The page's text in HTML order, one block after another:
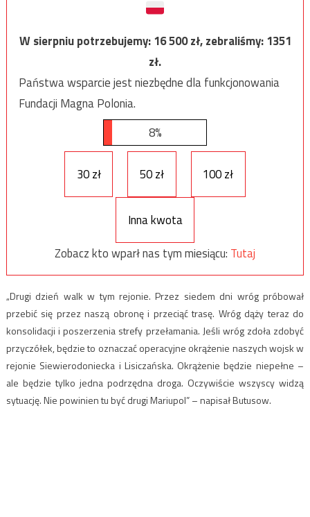
W sierpniu potrzebujemy:16 500zł, zebraliśmy:1351
zł.
Państwa wsparcie jest niezbędne dla funkcjonowania
Fundacji Magna Polonia.
8%
30 zł 50 zł 100 zł
Inna kwota
Zobacz kto wparł nas tym miesiącu: Tutaj
„Drugi dzień walk w tym rejonie. Przez siedem dni wróg próbował
przebić się przez naszą obronę i przeciąć trasę. Wróg dąży teraz do
konsolidacji i poszerzenia strefy przełamania. Jeśli wróg zdoła zdobyć
przyczółek, będzie to oznaczać operacyjne okrążenie naszych wojsk w
rejonie Siewierodoniecka i Lisiczańska. Okrążenie będzie niepełne –
ale będzie tylko jedna podrzędna droga. Oczywiście wszyscy widzą
sytuację. Nie powinien tu być drugi Mariupol” – napisał Butusow.